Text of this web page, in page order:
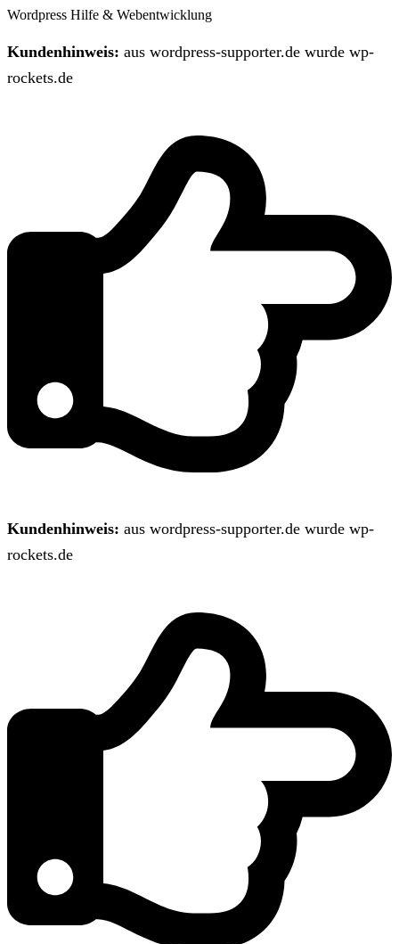
Wordpress Hilfe & Webentwicklung
Kundenhinweis: aus wordpress-supporter.de wurde wp-
rockets.de
Kundenhinweis: aus wordpress-supporter.de wurde wp-
rockets.de